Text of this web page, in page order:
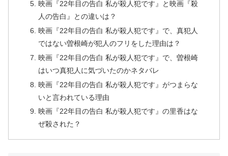
映画『22年目の告白 私が殺人犯です』と映画『殺
人の告白』との違いは？
映画『22年目の告白 私が殺人犯です』で、真犯人
ではない曽根崎が犯人のフリをした理由は？
映画『22年目の告白 私が殺人犯です』で、曽根崎
はいつ真犯人に気づいたのかネタバレ
映画『22年目の告白 私が殺人犯です』がつまらな
いと言われている理由
映画『22年目の告白 私が殺人犯です』の里香はな
ぜ殺された？